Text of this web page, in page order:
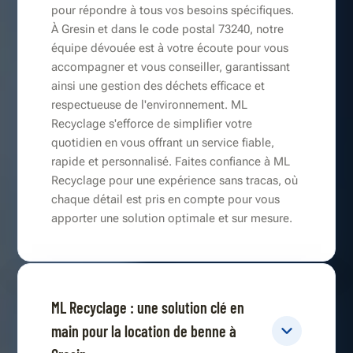
pour répondre à tous vos besoins spécifiques.
À Gresin et dans le code postal 73240, notre
équipe dévouée est à votre écoute pour vous
accompagner et vous conseiller, garantissant
ainsi une gestion des déchets efficace et
respectueuse de l'environnement. ML
Recyclage s'efforce de simplifier votre
quotidien en vous offrant un service fiable,
rapide et personnalisé. Faites confiance à ML
Recyclage pour une expérience sans tracas, où
chaque détail est pris en compte pour vous
apporter une solution optimale et sur mesure.
ML Recyclage : une solution clé en
main pour la location de benne à